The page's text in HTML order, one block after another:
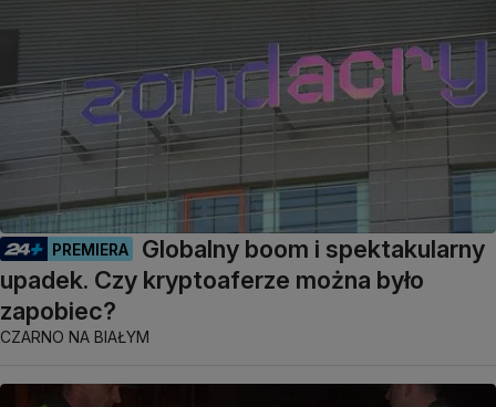
PREMIERA
Globalny boom i spektakularny
upadek. Czy kryptoaferze można było
zapobiec?
CZARNO NA BIAŁYM